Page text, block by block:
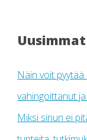
Näin voit
vahingoittanut
Miksi sinun ei